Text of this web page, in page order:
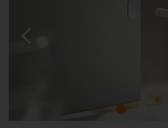
chevron_left